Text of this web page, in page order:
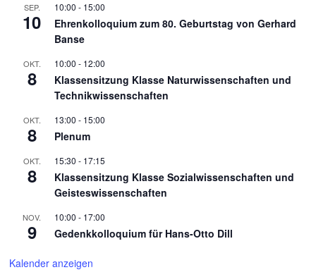
SEP.
10
10:00 - 15:00
Ehrenkolloquium zum 80. Geburtstag von Gerhard
Banse
OKT.
8
10:00 - 12:00
Klassensitzung Klasse Naturwissenschaften und
Technikwissenschaften
OKT.
8
13:00 - 15:00
Plenum
OKT.
8
15:30 - 17:15
Klassensitzung Klasse Sozialwissenschaften und
Geisteswissenschaften
NOV.
9
10:00 - 17:00
Gedenkkolloquium für Hans-Otto Dill
Kalender anzeigen